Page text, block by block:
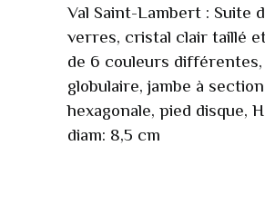
Val Saint-Lambert : Suite
verres, cristal clair taillé
de 6 couleurs
globulaire, jambe à section
hexagonale, pied disque,
diam: 8,5 cm